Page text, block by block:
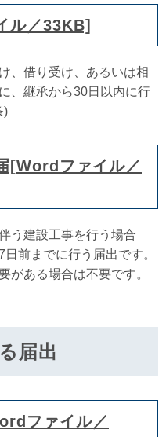
ル／33KB]
、借り受け、あるいは相
、継承から30日以内に行
)
[Wordファイル／
う建設工事を行う場合
前までに行う届出です。
がある場合は不要です。
届出
ファイル／